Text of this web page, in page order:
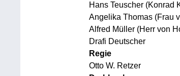
Hans Teuscher (Konrad
Angelika Thomas (Frau
Alfred Müller (Herr von
Drafi Deutscher
Regie
Otto W. Retzer